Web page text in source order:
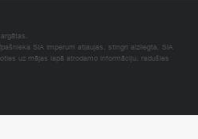
SIA Imperum atļaujas, stingri aizliegta. SIA
uz mājas lapā atrodamo informāciju, radušies